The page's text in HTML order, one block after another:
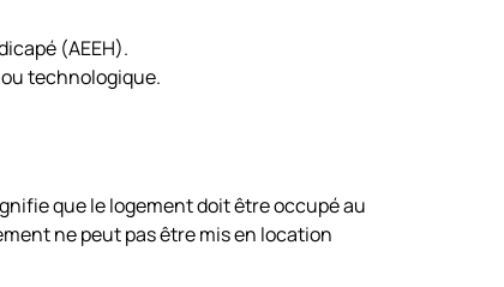
(AEEH).
technologique.
que le logement doit être occupé au
ne peut pas être mis en location